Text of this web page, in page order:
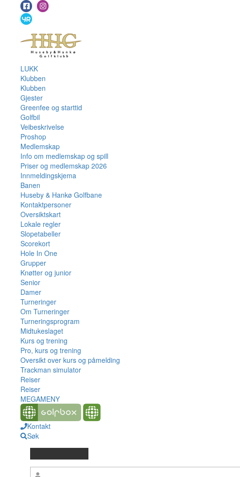
LUKK
Klubben
Klubben
Gjester
Greenfee og starttid
Golfbil
Veibeskrivelse
Proshop
Medlemskap
Info om medlemskap og spill
Priser og medlemskap 2026
Innmeldingskjema
Banen
Huseby & Hankø Golfbane
Kontaktpersoner
Oversiktskart
Lokale regler
Slopetabeller
Scorekort
Hole In One
Grupper
Knøtter og junior
Senior
Damer
Turneringer
Om Turneringer
Turneringsprogram
Midtukeslaget
Kurs og trening
Pro, kurs og trening
Oversikt over kurs og påmelding
Trackman simulator
Reiser
Reiser
MEGAMENY
Kontakt
Søk